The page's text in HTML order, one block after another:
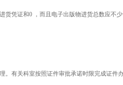
凭证和0 ，而且电子出版物进货总数应不
有关科室按照证件审批承诺时限完成证件办